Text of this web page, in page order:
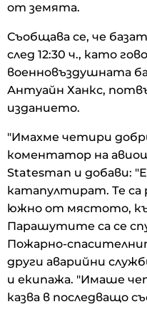
от земята.
Съобщава се, че
след 12:30 ч., като
военновъздушната
Антуайн Ханкс,
изданието.
"Имахме четири
коментатор на
Statesman и добави:
катапултират. Те са
южно от мястото,
Парашутите са се
Пожарно-
други аварийни
и екипажа. "Имаше
казва в последващо